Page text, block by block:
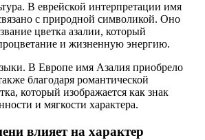
В еврейской интерпретации имя
с природной символикой. Оно
цветка азалии, который
и жизненную энергию.
В Европе имя Азалия приобрело
благодаря романтической
который изображается как знак
и мягкости характера.
влияет на характер